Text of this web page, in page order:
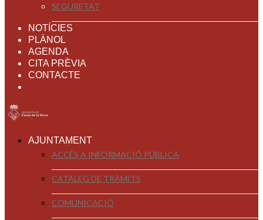
SEGURETAT
NOTÍCIES
PLÀNOL
AGENDA
CITA PRÈVIA
CONTACTE
AJUNTAMENT
ACCÉS A INFORMACIÓ PÚBLICA
CATÀLEG DE TRÀMITS
COMUNICACIÓ